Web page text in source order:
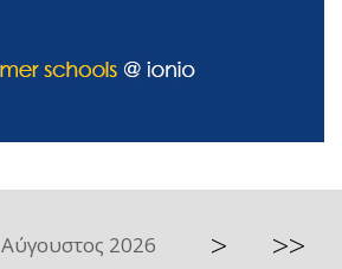
Αύγουστος 2026 > >>